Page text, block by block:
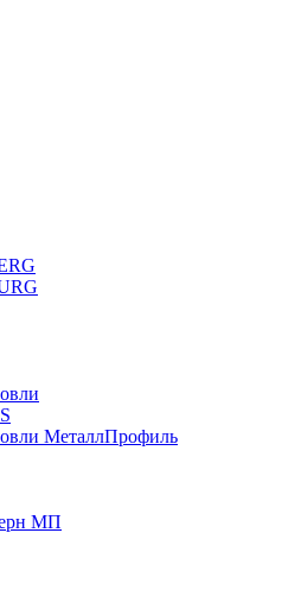
МеталлПрофиль
МП